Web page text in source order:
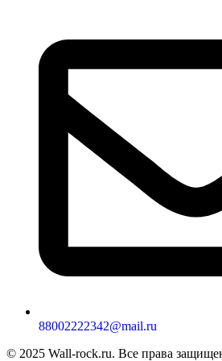
88002222342@mail.ru
© 2025 Wall-rock.ru. Все права